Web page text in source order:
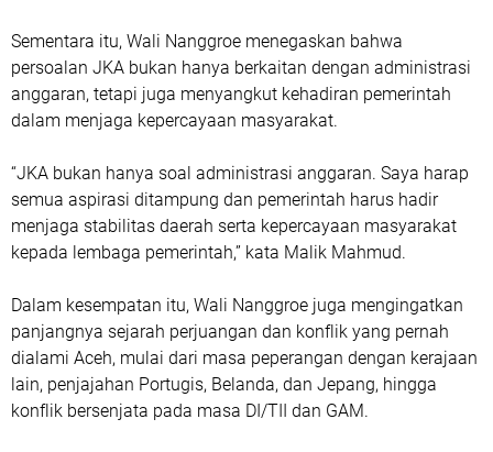
Sementara itu, Wali Nanggroe menegaskan bahwa
persoalan JKA bukan hanya berkaitan dengan administrasi
anggaran, tetapi juga menyangkut kehadiran pemerintah
dalam menjaga kepercayaan masyarakat.
“JKA bukan hanya soal administrasi anggaran. Saya harap
semua aspirasi ditampung dan pemerintah harus hadir
menjaga stabilitas daerah serta kepercayaan masyarakat
kepada lembaga pemerintah,” kata Malik Mahmud.
Dalam kesempatan itu, Wali Nanggroe juga mengingatkan
panjangnya sejarah perjuangan dan konflik yang pernah
dialami Aceh, mulai dari masa peperangan dengan kerajaan
lain, penjajahan Portugis, Belanda, dan Jepang, hingga
konflik bersenjata pada masa DI/TII dan GAM.